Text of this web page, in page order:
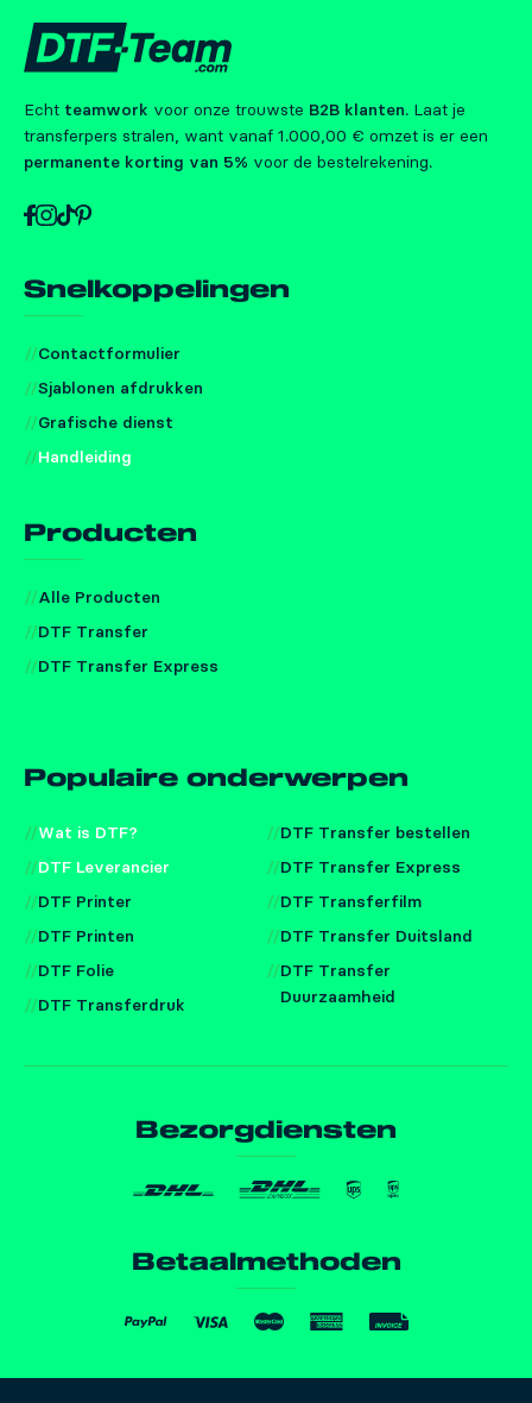
Echt teamwork voor onze trouwste B2B klanten. Laat je
transferpers stralen, want vanaf 1.000,00 € omzet is er een
permanente korting van 5% voor de bestelrekening.
Snelkoppelingen
Contactformulier
Sjablonen afdrukken
Grafische dienst
Handleiding
Producten
Alle Producten
DTF Transfer
DTF Transfer Express
Populaire onderwerpen
Wat is DTF?
DTF Leverancier
DTF Printer
DTF Printen
DTF Folie
DTF Transferdruk
DTF Transfer bestellen
DTF Transfer Express
DTF Transferfilm
DTF Transfer Duitsland
DTF Transfer
Duurzaamheid
Bezorgdiensten
Betaalmethoden